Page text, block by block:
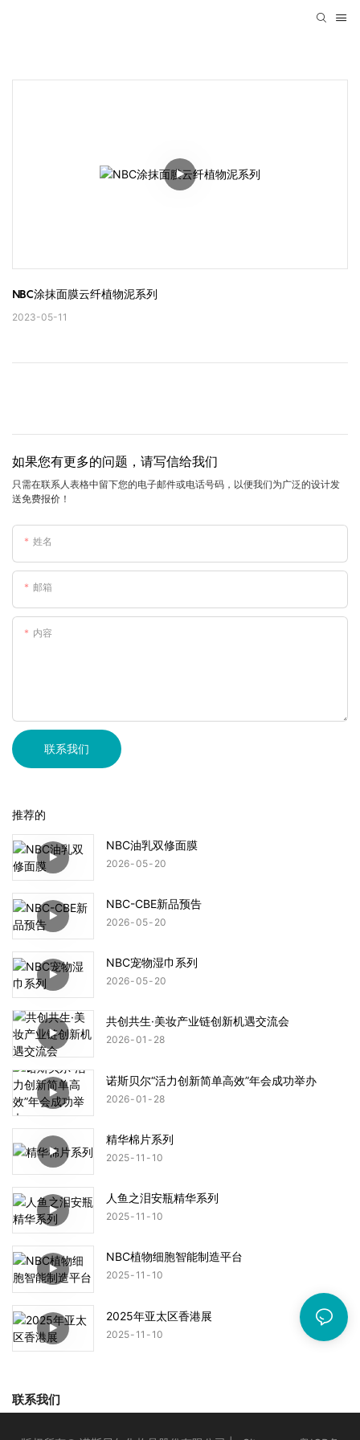
NBC涂抹面膜云纤植物泥系列
2023-05-11
如果您有更多的问题，请写信给我们
只需在联系人表格中留下您的电子邮件或电话号码，以便我们为广泛的设计发
送免费报价！
姓名
邮箱
内容
联系我们
推荐的
NBC油乳双修面膜
2026 05 20
NBC-CBE新品预告
2026 05 20
NBC宠物湿巾系列
2026 05 20
共创共生·美妆产业链创新机遇交流会
2026 01 28
诺斯贝尔“活力创新简单高效”年会成功举办
2026 01 28
精华棉片系列
2025 11 10
人鱼之泪安瓶精华系列
2025 11 10
NBC植物细胞智能制造平台
2025 11 10
2025年亚太区香港展
2025 11 10
联系我们